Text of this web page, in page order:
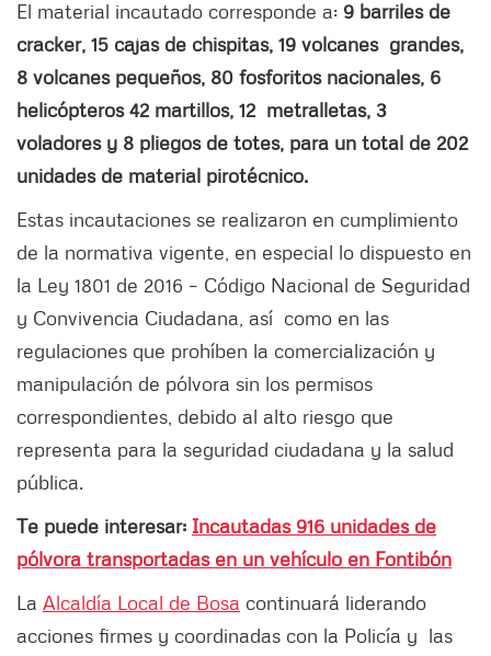
El material incautado corresponde a: 9 barriles de
cracker, 15 cajas de chispitas, 19 volcanes grandes,
8 volcanes pequeños, 80 fosforitos nacionales, 6
helicópteros 42 martillos, 12 metralletas, 3
voladores y 8 pliegos de totes, para un total de 202
unidades de material pirotécnico.
Estas incautaciones se realizaron en cumplimiento
de la normativa vigente, en especial lo dispuesto en
la Ley 1801 de 2016 – Código Nacional de Seguridad
y Convivencia Ciudadana, así como en las
regulaciones que prohíben la comercialización y
manipulación de pólvora sin los permisos
correspondientes, debido al alto riesgo que
representa para la seguridad ciudadana y la salud
pública.
Te puede interesar: Incautadas 916 unidades de
pólvora transportadas en un vehículo en Fontibón
La Alcaldía Local de Bosa continuará liderando
acciones firmes y coordinadas con la Policía y las